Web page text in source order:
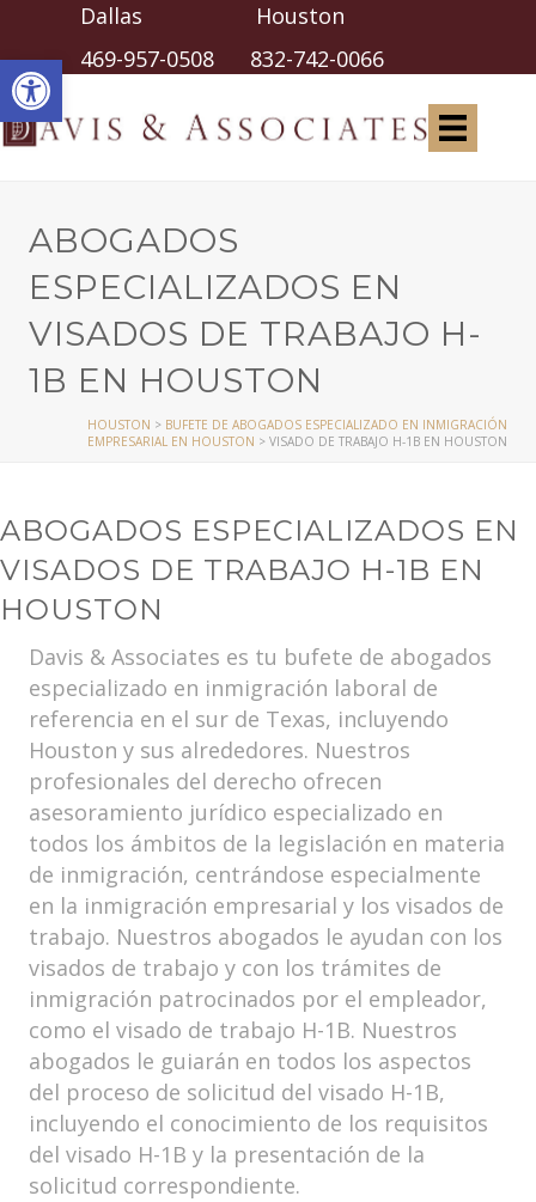
Abrir barra de herramientas
Dallas Houston
469-957-0508 832-742-0066
ABOGADOS
ESPECIALIZADOS EN
VISADOS DE TRABAJO H-
1B EN HOUSTON
HOUSTON > BUFETE DE ABOGADOS ESPECIALIZADO EN INMIGRACIÓN
EMPRESARIAL EN HOUSTON > VISADO DE TRABAJO H-1B EN HOUSTON
ABOGADOS ESPECIALIZADOS EN
VISADOS DE TRABAJO H-1B EN
HOUSTON
Davis & Associates es tu bufete de abogados
especializado en inmigración laboral de
referencia en el sur de Texas, incluyendo
Houston y sus alrededores. Nuestros
profesionales del derecho ofrecen
asesoramiento jurídico especializado en
todos los ámbitos de la legislación en materia
de inmigración, centrándose especialmente
en la inmigración empresarial y los visados de
trabajo. Nuestros abogados le ayudan con los
visados de trabajo y con los trámites de
inmigración patrocinados por el empleador,
como el visado de trabajo H-1B. Nuestros
abogados le guiarán en todos los aspectos
del proceso de solicitud del visado H-1B,
incluyendo el conocimiento de los requisitos
del visado H-1B y la presentación de la
solicitud correspondiente.